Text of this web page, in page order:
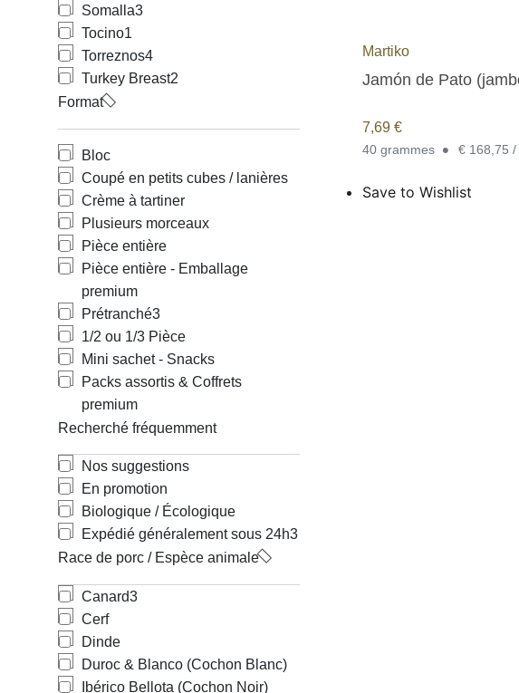
Somalla3
Tocino1
Torreznos4
Turkey Breast2
Format
Bloc
Coupé en petits cubes / lanières
Crème à tartiner
Plusieurs morceaux
Pièce entière
Pièce entière - Emballage
premium
Prétranché3
1/2 ou 1/3 Pièce
Mini sachet - Snacks
Packs assortis & Coffrets
premium
Recherché fréquemment
Nos suggestions
En promotion
Biologique / Écologique
Expédié généralement sous 24h3
Race de porc / Espèce animale
Canard3
Cerf
Dinde
Duroc & Blanco (Cochon Blanc)
Ibérico Bellota (Cochon Noir)
Martiko
Jamón de Pato
7,69 €
40 grammes • €
Save to Wishlist